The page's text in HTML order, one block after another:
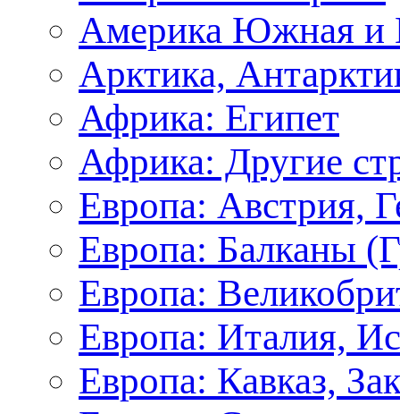
Америка Южная и
Арктика,
Африка: Египет
Африка: Другие
Европа: Австрия,
Европа: Балканы
Европа:
Европа: Италия,
Европа: Кавказ,